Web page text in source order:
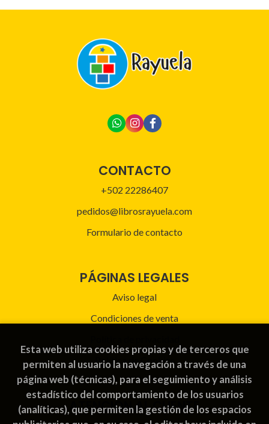
CONTACTO
+502 22286407
pedidos@librosrayuela.com
Formulario de contacto
PÁGINAS LEGALES
Aviso legal
Condiciones de venta
Política de Cookies
ATENCIÓN AL CLIENTE
Esta web utiliza cookies propias y de terceros que
permiten al usuario la navegación a través de una
página web (técnicas), para el seguimiento y análisis
estadístico del comportamiento de los usuarios
(analíticas), que permiten la gestión de los espacios